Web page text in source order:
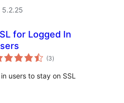
5.2.25
for Logged In
(3total
de
)
users to stay on SSL